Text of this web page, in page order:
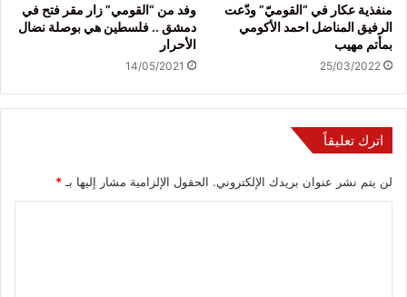
منفذية عكار في “القوميّ” ودّعت
الرفيق المناضل احمد الأكومي
بمأتم مهيب
25/03/2022
وفد من “القومي” زار مقر فتح في
دمشق .. فلسطين هي بوصلة نضال
الأحرار
14/05/2021
اترك تعليقاً
لن يتم نشر عنوان بريدك الإلكتروني. الحقول الإلزامية مشار إليها بـ *